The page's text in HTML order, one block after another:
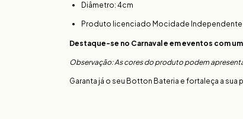
Diâmetro: 4cm
Produto licenciado Mocidade Independente
Destaque-se no Carnaval e em eventos com
Observação: As cores do produto podem
Garanta já o seu Botton Bateria e fortaleça a